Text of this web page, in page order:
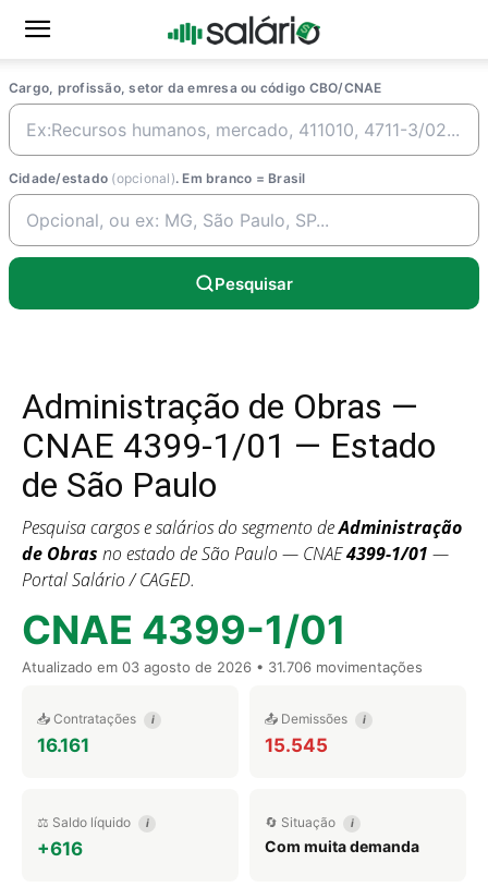
Cargo, profissão, setor da emresa ou código CBO/CNAE
Cidade/estado (opcional). Em branco = Brasil
Pesquisar
Administração de Obras —
CNAE 4399-1/01 — Estado
de São Paulo
Pesquisa cargos e salários do segmento deAdministração
de Obras no estado de São Paulo — CNAE4399-1/01 —
Portal Salário / CAGED.
CNAE 4399-1/01
Atualizado em 03 agosto de 2026 • 31.706 movimentações
📥 Contratações i
16.161
📤 Demissões i
15.545
⚖️ Saldo líquido i
+616
🔄 Situação i
Com muita demanda